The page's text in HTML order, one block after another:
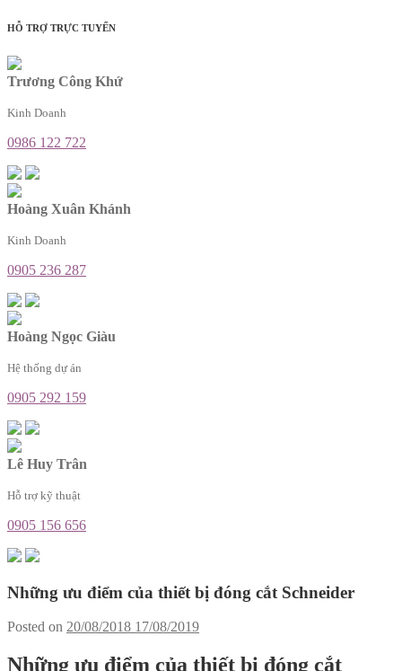
HỖ TRỢ TRỰC TUYẾN
Trương Công Khứ
Kinh Doanh
0986 122 722
Hoàng Xuân Khánh
Kinh Doanh
0905 236 287
Hoàng Ngọc Giàu
Hệ thống dự án
0905 292 159
Lê Huy Trân
Hỗ trợ kỹ thuật
0905 156 656
Những ưu điểm của thiết bị đóng cắt Schneider
Posted on 20/08/2018 17/08/2019
Những ưu điểm của thiết bị đóng cắt